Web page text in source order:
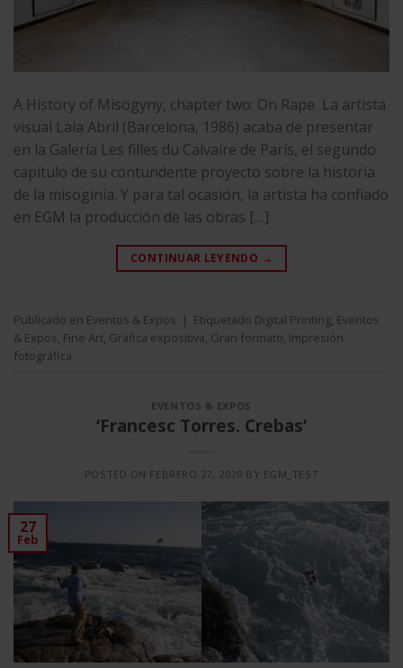
A History of Misogyny, chapter two: On Rape La artista
visual Laia Abril (Barcelona, 1986) acaba de presentar
en la Galería Les filles du Calvaire de París, el segundo
capítulo de su contundente proyecto sobre la historia
de la misoginia. Y para tal ocasión, la artista ha confiado
en EGM la producción de las obras […]
CONTINUAR LEYENDO →
Publicado en Eventos & Expos | Etiquetado Digital Printing, Eventos
& Expos, Fine Art, Gráfica expositiva, Gran formato, Impresión
fotográfica
EVENTOS & EXPOS
‘Francesc Torres. Crebas’
POSTED ON FEBRERO 27, 2020 BY EGM_TEST
27
Feb